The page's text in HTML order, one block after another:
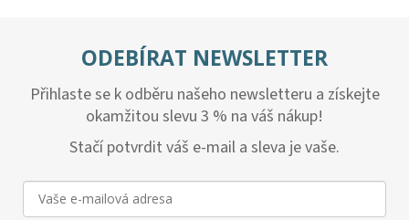
ODEBÍRAT NEWSLETTER
Přihlaste se k odběru našeho newsletteru a získejte
okamžitou slevu 3 % na váš nákup!
Stačí potvrdit váš e-mail a sleva je vaše.